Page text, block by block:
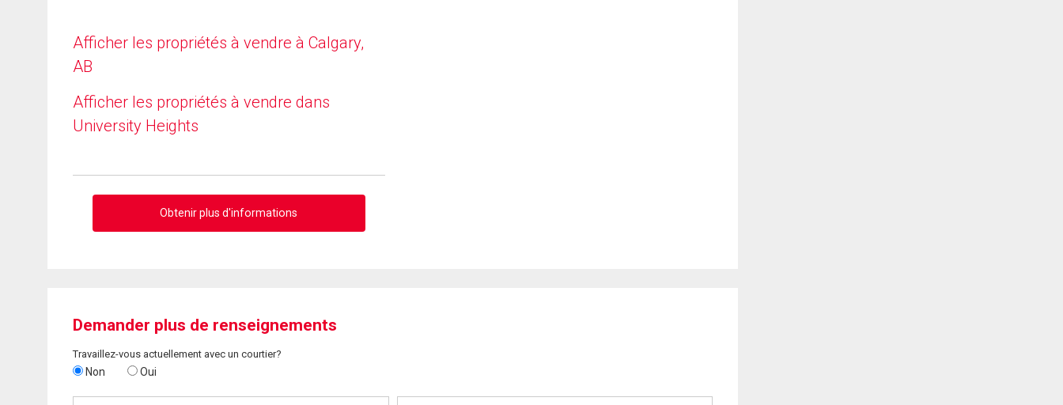
Afficher les propriétés à vendre à Calgary,
AB
Afficher les propriétés à vendre dans
University Heights
Obtenir plus d'informations
Demander plus de renseignements
Travaillez-vous actuellement avec un courtier?
Non Oui